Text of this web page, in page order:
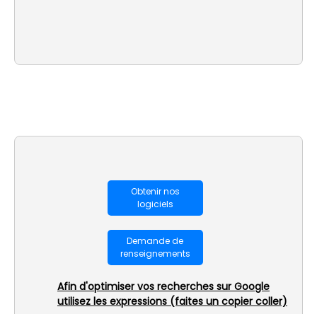
Obtenir nos
logiciels
Demande de
renseignements
Afin d'optimiser vos recherches sur Google
utilisez les expressions (faites un copier coller)